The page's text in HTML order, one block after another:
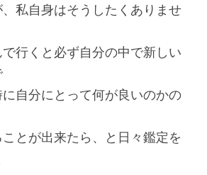
私自身はそうしたくありませ
行くと必ず自分の中で新しい
自分にとって何が良いのかの
とが出来たら、と日々鑑定を